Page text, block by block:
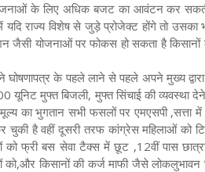
के लिए अधिक बजट का आवंटन कर
राज्य विशेष से जुड़े प्रोजेक्ट होंगे तो उसका
योजनाओं पर फोकस हो सकता है किसानों के
घोषणापत्र के पहले लाने से पहले अपने मुख्य
मुफ्त बिजली, मुफ्त सिंचाई की व्यवस्था
का भुगतान सभी फसलों पर एमएसपी ,सत्ता
चुकी है वहीं दूसरी तरफ कांग्रेस महिलाओं को
को फ्री बस सेवा टैक्स में छूट ,12वीं पास
को,और किसानों की कर्ज माफी जैसे